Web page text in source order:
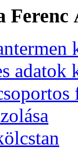
Ferenc
adatok